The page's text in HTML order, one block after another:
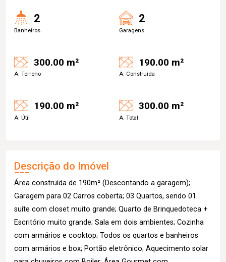
2
Banheiros
2
Garagens
300.00 m²
A. Terreno
190.00 m²
A. Construída
190.00 m²
A. Útil
300.00 m²
A. Total
Descrição do Imóvel
Área construída de 190m² (Descontando a garagem);
Garagem para 02 Carros coberta; 03 Quartos, sendo 01
suíte com closet muito grande; Quarto de Brinquedoteca +
Escritório muito grande; Sala em dois ambientes; Cozinha
com armários e cooktop; Todos os quartos e banheiros
com armários e box; Portão eletrônico; Aquecimento solar